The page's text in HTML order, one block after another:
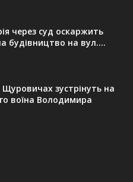
через суд оскаржить
будівництво на вул....
Щуровичах зустрінуть на
воїна Володимира